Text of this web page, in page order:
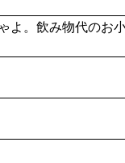
。飲み物代のお